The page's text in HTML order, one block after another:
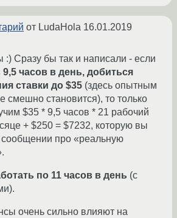
от LudaHola 16.01.2019
:) Сразу бы так и написали - если
9,5 часов в день, добиться
ставки до $35 (здесь опытным
смешно становится), то только
$35 * 9,5 часов * 21 рабочий
+ $250 = $7232, которую вы
сообщении про «реальную
по 11 часов в день (с
очень сильно влияют на